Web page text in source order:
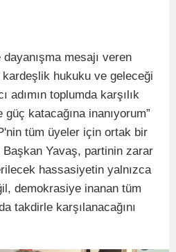
mesajı veren
kardeşlik hukuku ve geleceği
adımın toplumda karşılık
katacağına inanıyorum”
tüm üyeler için ortak bir
Yavaş, partinin zarar
hassasiyetin yalnızca
demokrasiye inanan tüm
takdirle karşılanacağını